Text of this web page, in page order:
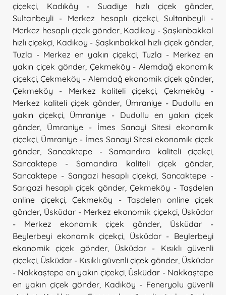
çiçekçi
Kadıköy - Suadiye hızlı çiçek gönder
Sultanbeyli - Merkez hesaplı çiçekçi
Sultanbeyli -
Merkez hesaplı çiçek gönder Kadıkoy - Şaşkınbakkal
hızlı çiçekçi Kadıkoy - Şaşkınbakkal hızlı çiçek gönder
Tuzla - Merkez en yakın çiçekçi Tuzla - Merkez en
yakın çiçek gönder, Çekmeköy - Alemdağ ekonomik
çiçekçi ,Çekmeköy - Alemdağ ekonomik çiçek gönder
Çekmeköy - Merkez kaliteli çiçekçi
Çekmeköy -
Merkez kaliteli çiçek gönder Ümraniye - Dudullu en
yakın çiçekçi, Ümraniye - Dudullu en yakın çiçek
gönder
Ümraniye - İmes Sanayi Sitesi ekonomik
çiçekçi Ümraniye - İmes Sanayi Sitesi ekonomik çiçek
gönder ,Sancaktepe - Samandıra kaliteli çiçekçi
Sancaktepe - Samandıra kaliteli çiçek gönder
Sancaktepe - Sarıgazi hesaplı çiçekçi ,Sancaktepe -
Sarıgazi hesaplı çiçek gönder, Çekmeköy - Taşdelen
online çiçekçi, Çekmeköy - Taşdelen online çiçek
gönder Üsküdar - Merkez ekonomik çiçekçi Üsküdar
- Merkez ekonomik çiçek gönder
Üsküdar -
Beylerbeyi ekonomik çiçekçi
Üsküdar - Beylerbeyi
ekonomik çiçek gönder, Üsküdar - Kısıklı güvenli
çiçekçi Üsküdar - Kısıklı güvenli çiçek gönder Üsküdar
- Nakkaştepe en yakın çiçekçi, Üsküdar - Nakkaştepe
en yakın çiçek gönder, Kadıköy - Feneryolu güvenli